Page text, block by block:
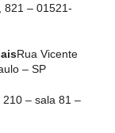
821 – 01521-
Rua Vicente
– SP
210 – sala 81 –